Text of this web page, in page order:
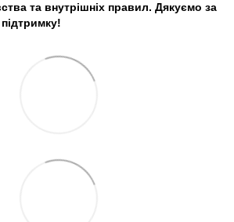
та внутрішніх правил. Дякуємо за